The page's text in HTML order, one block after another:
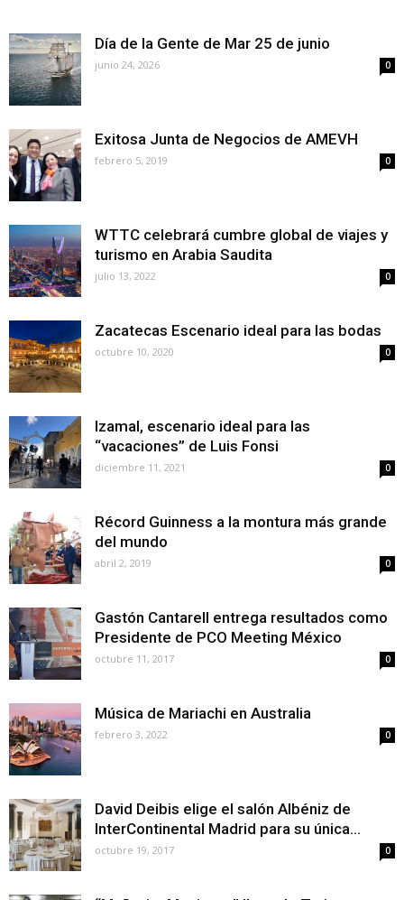
Día de la Gente de Mar 25 de junio
junio 24, 2026 0
Exitosa Junta de Negocios de AMEVH
febrero 5, 2019 0
WTTC celebrará cumbre global de viajes y
turismo en Arabia Saudita
julio 13, 2022 0
Zacatecas Escenario ideal para las bodas
octubre 10, 2020 0
Izamal, escenario ideal para las
“vacaciones” de Luis Fonsi
diciembre 11, 2021 0
Récord Guinness a la montura más grande
del mundo
abril 2, 2019 0
Gastón Cantarell entrega resultados como
Presidente de PCO Meeting México
octubre 11, 2017 0
Música de Mariachi en Australia
febrero 3, 2022 0
David Deibis elige el salón Albéniz de
InterContinental Madrid para su única...
octubre 19, 2017 0